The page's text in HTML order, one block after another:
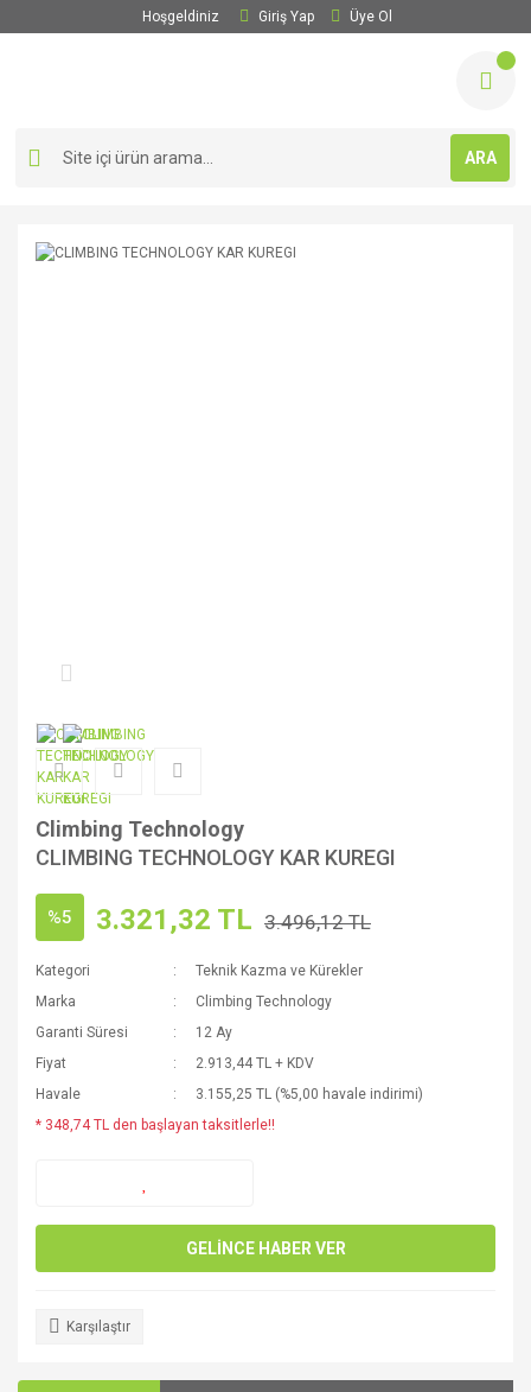
Hoşgeldiniz Giriş Yap Üye Ol
ARA
Climbing Technology
CLIMBING TECHNOLOGY KAR KUREGI
%5 3.321,32 TL 3.496,12 TL
Kategori
Teknik Kazma ve Kürekler
Marka
Climbing Technology
Garanti Süresi
12 Ay
Fiyat
2.913,44 TL + KDV
Havale
3.155,25 TL (%5,00 havale indirimi)
* 348,74 TL den başlayan taksitlerle!!
GELİNCE HABER VER
Karşılaştır